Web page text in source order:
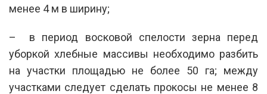
менее 4 м в ширину;
– в период восковой спелости зерна перед
уборкой хлебные массивы необходимо разбить
на участки площадью не более 50 га; между
участками следует сделать прокосы не менее 8